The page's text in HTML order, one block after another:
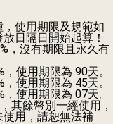
使用期限及規範如
日隔日開始起算！
，沒有期限且永久有
使用期限為 90天。
使用期限為 45天。
使用期限為 07天。
其餘幣別一經使用，
用，請恕無法補